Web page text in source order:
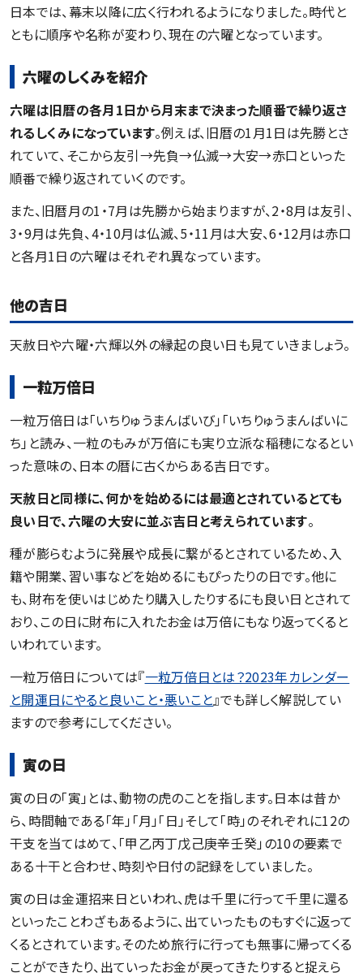
日本では、幕末以降に広く行われるようになりました。時代と
ともに順序や名称が変わり、現在の六曜となっています。
六曜のしくみを紹介
六曜は旧暦の各月1日から月末まで決まった順番で繰り返さ
れるしくみになっています。例えば、旧暦の1月1日は先勝とさ
れていて、そこから友引→先負→仏滅→大安→赤口といった
順番で繰り返されていくのです。
また、旧暦月の1・7月は先勝から始まりますが、2・8月は友引、
3・9月は先負、4・10月は仏滅、5・11月は大安、6・12月は赤口
と各月1日の六曜はそれぞれ異なっています。
他の吉日
天赦日や六曜・六輝以外の縁起の良い日も見ていきましょう。
一粒万倍日
一粒万倍日は「いちりゅうまんばいび」「いちりゅうまんばいに
ち」と読み、一粒のもみが万倍にも実り立派な稲穂になるとい
った意味の、日本の暦に古くからある吉日です。
天赦日と同様に、何かを始めるには最適とされているとても
良い日で、六曜の大安に並ぶ吉日と考えられています。
種が膨らむように発展や成長に繋がるとされているため、入
籍や開業、習い事などを始めるにもぴったりの日です。他に
も、財布を使いはじめたり購入したりするにも良い日とされて
おり、この日に財布に入れたお金は万倍にもなり返ってくると
いわれています。
一粒万倍日については『一粒万倍日とは？2023年カレンダー
と開運日にやると良いこと・悪いこと』でも詳しく解説してい
ますので参考にしてください。
寅の日
寅の日の「寅」とは、動物の虎のことを指します。日本は昔か
ら、時間軸である「年」「月」「日」そして「時」のそれぞれに12の
干支を当てはめて、「甲乙丙丁戊己庚辛壬癸」の10の要素で
ある十干と合わせ、時刻や日付の記録をしていました。
寅の日は金運招来日といわれ、虎は千里に行って千里に還る
といったことわざもあるように、出ていったものもすぐに返って
くるとされています。そのため旅行に行っても無事に帰ってくる
ことができたり、出ていったお金が戻ってきたりすると捉えら